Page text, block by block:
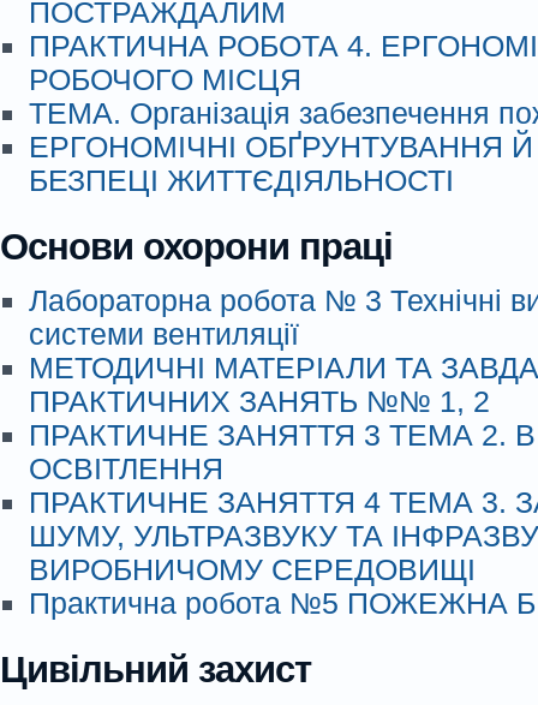
ПОСТРАЖДАЛИМ
ПРАКТИЧНА РОБОТА 4.
РОБОЧОГО МІСЦЯ
ТЕМА. Організація забезпечення
ЕРГОНОМІЧНІ ОБҐРУНТУВАННЯ
БЕЗПЕЦІ ЖИТТЄДІЯЛЬНОСТІ
Основи охорони праці
Лабораторна робота № 3 Технічні
системи вентиляції
МЕТОДИЧНІ МАТЕРІАЛИ ТА
ПРАКТИЧНИХ ЗАНЯТЬ №№ 1, 2
ПРАКТИЧНЕ ЗАНЯТТЯ 3 ТЕМА 2.
ОСВІТЛЕННЯ
ПРАКТИЧНЕ ЗАНЯТТЯ 4 ТЕМА 3.
ШУМУ, УЛЬТРАЗВУКУ ТА
ВИРОБНИЧОМУ СЕРЕДОВИЩІ
Практична робота №5 ПОЖЕЖНА
Цивільний захист